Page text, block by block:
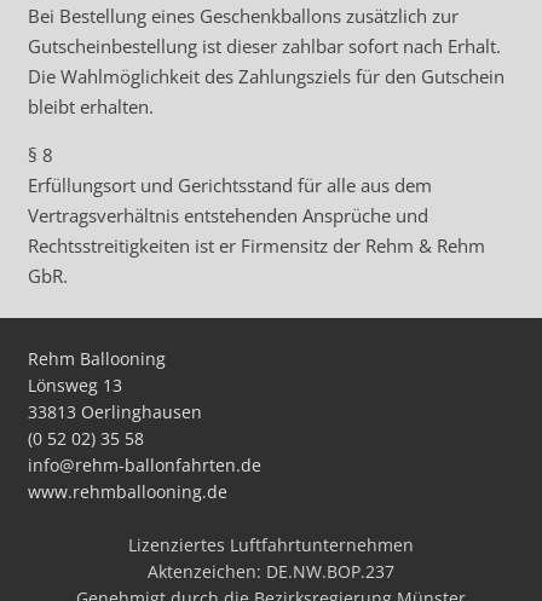
Bei Bestellung eines Geschenkballons zusätzlich zur
Gutscheinbestellung ist dieser zahlbar sofort nach Erhalt.
Die Wahlmöglichkeit des Zahlungsziels für den Gutschein
bleibt erhalten.
§ 8
Erfüllungsort und Gerichtsstand für alle aus dem
Vertragsverhältnis entstehenden Ansprüche und
Rechtsstreitigkeiten ist er Firmensitz der Rehm & Rehm
GbR.
Rehm Ballooning
Lönsweg 13
33813 Oerlinghausen
(0 52 02) 35 58
info@rehm-ballonfahrten.de
www.rehmballooning.de
Lizenziertes Luftfahrtunternehmen
Aktenzeichen: DE.NW.BOP.237